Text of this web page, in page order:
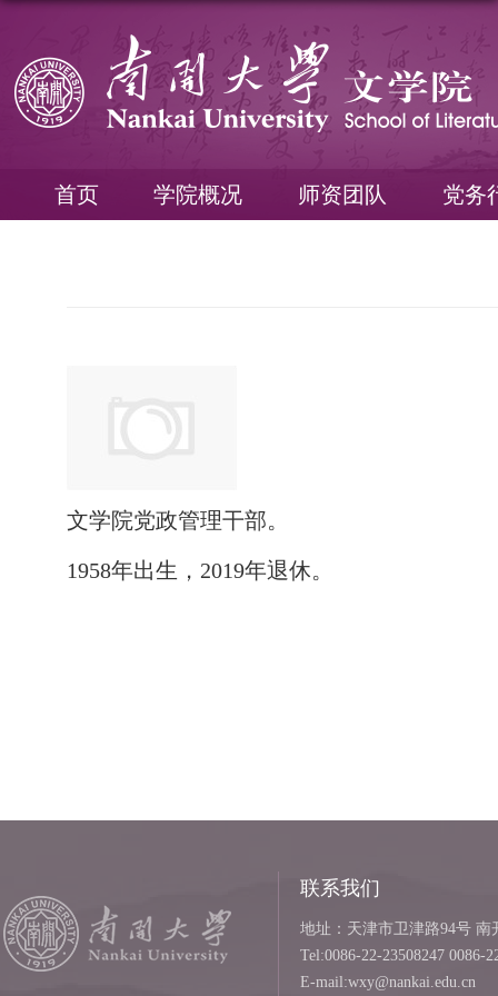
首页 学院概况 师资团队 党务
文学院党政管理干部。
1958年出生，2019年退休。
联系我们
地址：天津市卫津路94号 南
Tel:0086-22-23508247 0086-
E-mail:wxy@nankai.edu.cn